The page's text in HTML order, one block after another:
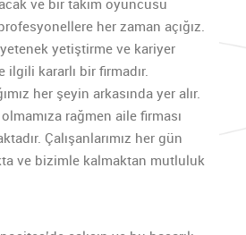
ve bir takım oyuncusu
her zaman açığız.
yetiştirme ve kariyer
ilgili kararlı bir firmadır.
her şeyin arkasında yer alır.
rağmen aile firması
Çalışanlarımız her gün
ve bizimle kalmaktan mutluluk